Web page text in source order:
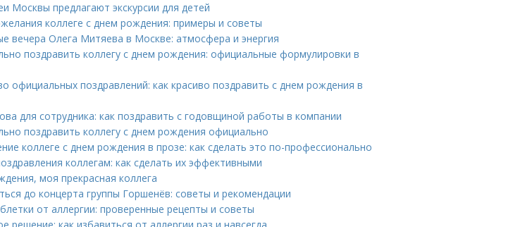
Москвы предлагают экскурсии для детей
коллеге с днем рождения: примеры и советы
вечера Олега Митяева в Москве: атмосфера и энергия
поздравить коллегу с днем рождения: официальные формулировки в
официальных поздравлений: как красиво поздравить с днем рождения в
для сотрудника: как поздравить с годовщиной работы в компании
поздравить коллегу с днем рождения официально
коллеге с днем рождения в прозе: как сделать это по-профессионально
коллегам: как сделать их эффективными
моя прекрасная коллега
до концерта группы Горшенёв: советы и рекомендации
от аллергии: проверенные рецепты и советы